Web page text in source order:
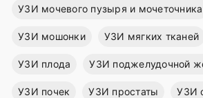
УЗИ мочевого пузыря и мочеточника
УЗИ мошонки УЗИ мягких тканей
УЗИ плода УЗИ поджелудочной
УЗИ почек УЗИ простаты УЗИ